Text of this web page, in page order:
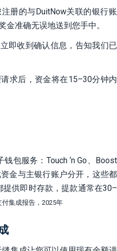
册的与DuitNow关联的银行账
金准确无误地送到您手中。
即收到确认信息，告知我们已
请求后，资金将在15–30分钟内
包服务：Touch ‘n Go、Boost
金与主银行账户分开，这些都
供即时存款，提款通常在30–
付集成报告，2025年